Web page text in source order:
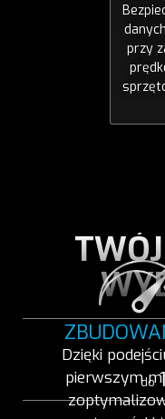
przy
Dzięki
pierwszym do